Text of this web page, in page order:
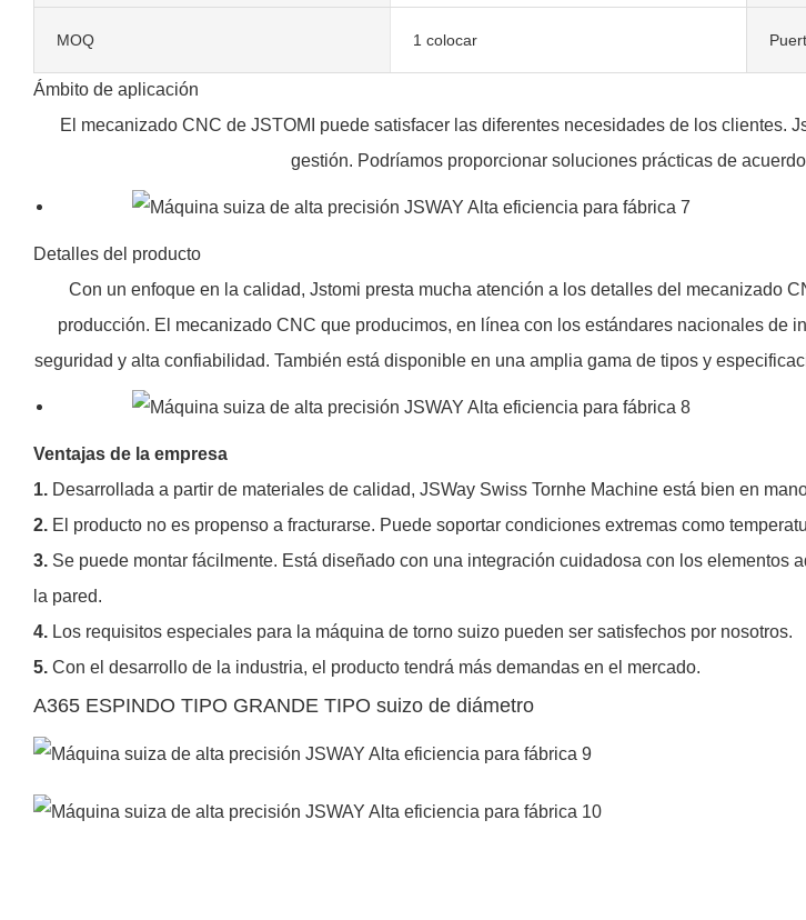
MOQ 1 colocar
Ámbito de aplicación
El mecanizado CNC de JSTOMI puede satisfacer las diferentes necesidades de los clientes.
gestión. Podríamos proporcionar soluciones prácticas de
Detalles del producto
Con un enfoque en la calidad, Jstomi presta mucha atención a los detalles del mecanizado
producción. El mecanizado CNC que producimos, en línea con los estándares nacionales de
seguridad y alta confiabilidad. También está disponible en una amplia gama de tipos y
Ventajas de la empresa
1. Desarrollada a partir de materiales de calidad, JSWay Swiss Tornhe Machine está bien en
2. El producto no es propenso a fracturarse. Puede soportar condiciones extremas como
3. Se puede montar fácilmente. Está diseñado con una integración cuidadosa con los
la pared.
4. Los requisitos especiales para la máquina de torno suizo pueden ser satisfechos por nosotros.
5. Con el desarrollo de la industria, el producto tendrá más demandas en el mercado.
A365 ESPINDO TIPO GRANDE TIPO suizo de diámetro